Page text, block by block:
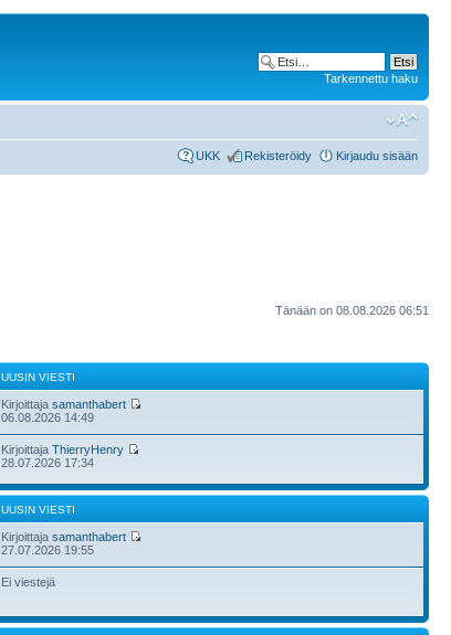
Tarkennettu haku
UKK Rekisteröidy Kirjaudu sisään
Tänään on 08.08.2026 06:51
UUSIN VIESTI
Kirjoittajasamanthabert
06.08.2026 14:49
KirjoittajaThierryHenry
28.07.2026 17:34
UUSIN VIESTI
Kirjoittajasamanthabert
27.07.2026 19:55
Ei viestejä